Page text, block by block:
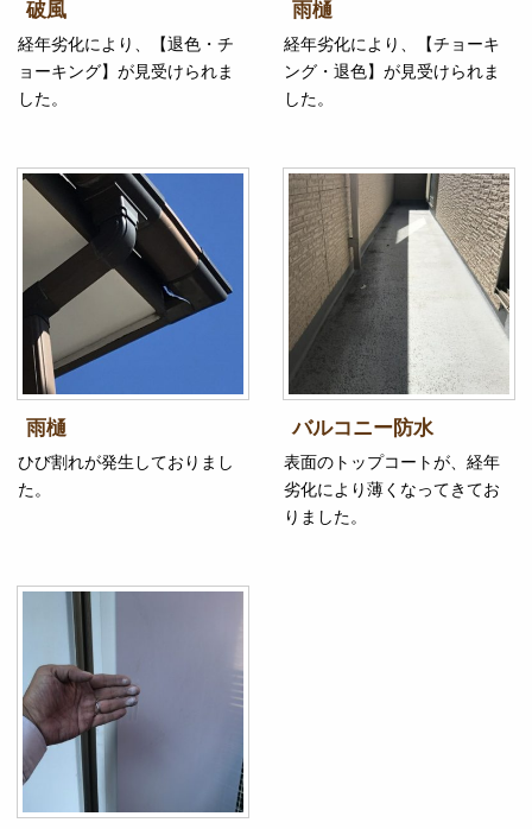
破風
経年劣化により、【退色・チ
ョーキング】が見受けられま
した。
雨樋
経年劣化により、【チョーキ
ング・退色】が見受けられま
した。
雨樋
ひび割れが発生しておりまし
た。
バルコニー防水
表面のトップコートが、経年
劣化により薄くなってきてお
りました。